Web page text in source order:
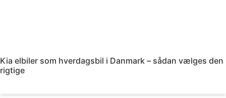
Kia elbiler som hverdagsbil i Danmark – sådan vælges den
rigtige